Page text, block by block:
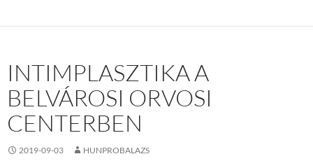
INTIMPLASZTIKA A
BELVÁROSI ORVOSI
CENTERBEN
2019-09-03 HUNPROBALAZS